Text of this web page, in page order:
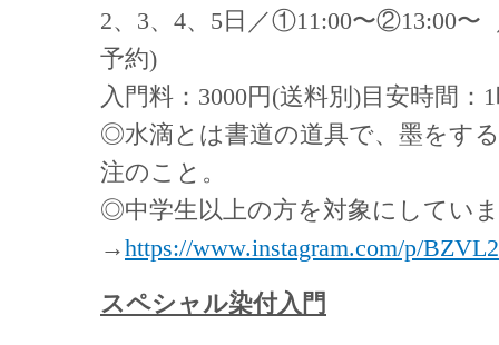
2、3、4、5日／①11:00〜②13:00〜
予約)
入門料：3000円(送料別)目安時間：
◎水滴とは書道の道具で、墨をす
注のこと。
◎中学生以上の方を対象にしてい
→https://www.instagram.com/p/
スペシャル染付入門